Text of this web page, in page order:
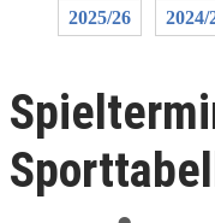
2025/26 2024/